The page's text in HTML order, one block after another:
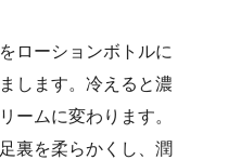
ローションボトルに
します。冷えると濃
ームに変わります。
裏を柔らかくし、潤